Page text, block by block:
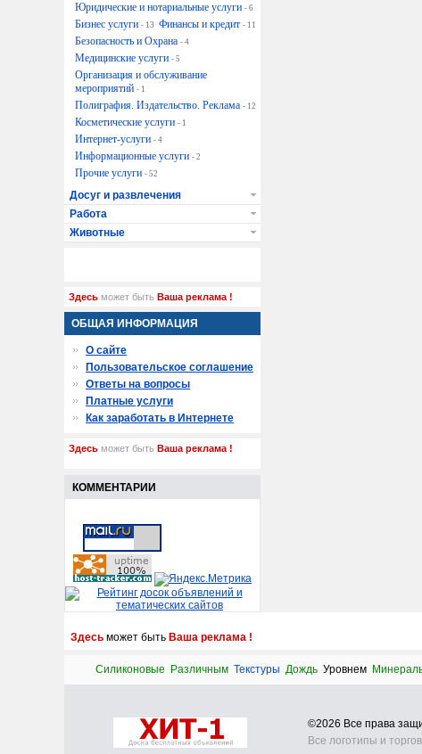
Юридические и нотариальные услуги - 6
Бизнес услуги - 13 Финансы и кредит - 11
Безопасность и Охрана - 4
Медицинские услуги - 5
Организация и обслуживание
мероприятий - 1
Полиграфия. Издательство. Реклама - 12
Косметические услуги - 1
Интернет-услуги - 4
Информационные услуги - 2
Прочие услуги - 52
Досуг и развлечения
Работа
Животные
Здесь может быть Ваша реклама !
ОБЩАЯ ИНФОРМАЦИЯ
О сайте
Пользовательское соглашение
Ответы на вопросы
Платные услуги
Как заработать в Интернете
Здесь может быть Ваша реклама !
КОММЕНТАРИИ
Здесь может быть Ваша реклама !
Силиконовые Различным Текстуры Дождь Уровнем
©2026 Все права
Все логотипы и